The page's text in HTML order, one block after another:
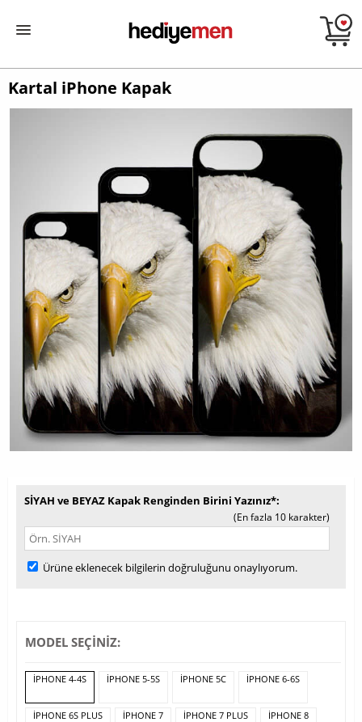
Kartal iPhone Kapak
SİYAH ve BEYAZ Kapak Renginden Birini Yazınız*
(En fazla 10 karakter)
Ürüne eklenecek bilgilerin doğruluğunu onaylıyorum.
MODEL SEÇİNİZ:
IPHONE 4-4S IPHONE 5-5S IPHONE 5C IPHONE 6-6S
IPHONE 6S PLUS IPHONE 7 IPHONE 7 PLUS IPHONE 8